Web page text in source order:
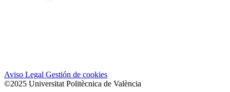
Aviso Legal Gestión de cookies
©2025 Universitat Politècnica de València